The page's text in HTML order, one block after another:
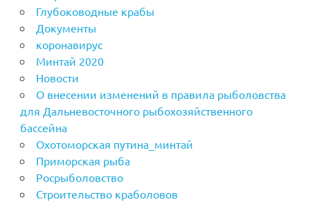
Глубоководные крабы
Документы
коронавирус
Минтай 2020
Новости
О внесении изменений в правила рыболовства
для Дальневосточного рыбохозяйственного
бассейна
Охотоморская путина_минтай
Приморская рыба
Росрыболовство
Строительство краболовов